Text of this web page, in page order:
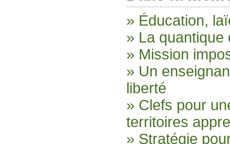
» Éducation,
» La quantique
» Mission
» Un
liberté
» Clefs pour
territoires
» Stratégie